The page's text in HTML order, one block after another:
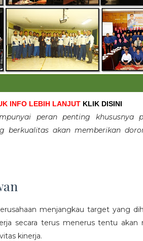
INFO LEBIH LANJUT KLIK DISINI
peran penting khususnya
berkualitas akan memberikan
menjangkau target yang
secara terus menerus tentu akan
kinerja.